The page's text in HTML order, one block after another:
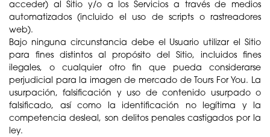
acceder) al Sitio y/o a los Servicios a través de medios
automatizados (incluido el uso de scripts o rastreadores
web).
Bajo ninguna circunstancia debe el Usuario utilizar el Sitio
para fines distintos al propósito del Sitio, incluidos fines
ilegales, o cualquier otro fin que pueda considerarse
perjudicial para la imagen de mercado de Tours For You. La
usurpación, falsificación y uso de contenido usurpado o
falsificado, así como la identificación no legítima y la
competencia desleal, son delitos penales castigados por la
ley.